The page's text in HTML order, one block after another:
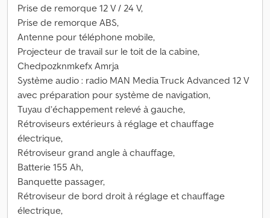
Prise de remorque 12 V / 24 V,
Prise de remorque ABS,
Antenne pour téléphone mobile,
Projecteur de travail sur le toit de la cabine,
Chedpozknmkefx Amrja
Système audio : radio MAN Media Truck Advanced 12 V
avec préparation pour système de navigation,
Tuyau d’échappement relevé à gauche,
Rétroviseurs extérieurs à réglage et chauffage
électrique,
Rétroviseur grand angle à chauffage,
Batterie 155 Ah,
Banquette passager,
Rétroviseur de bord droit à réglage et chauffage
électrique,